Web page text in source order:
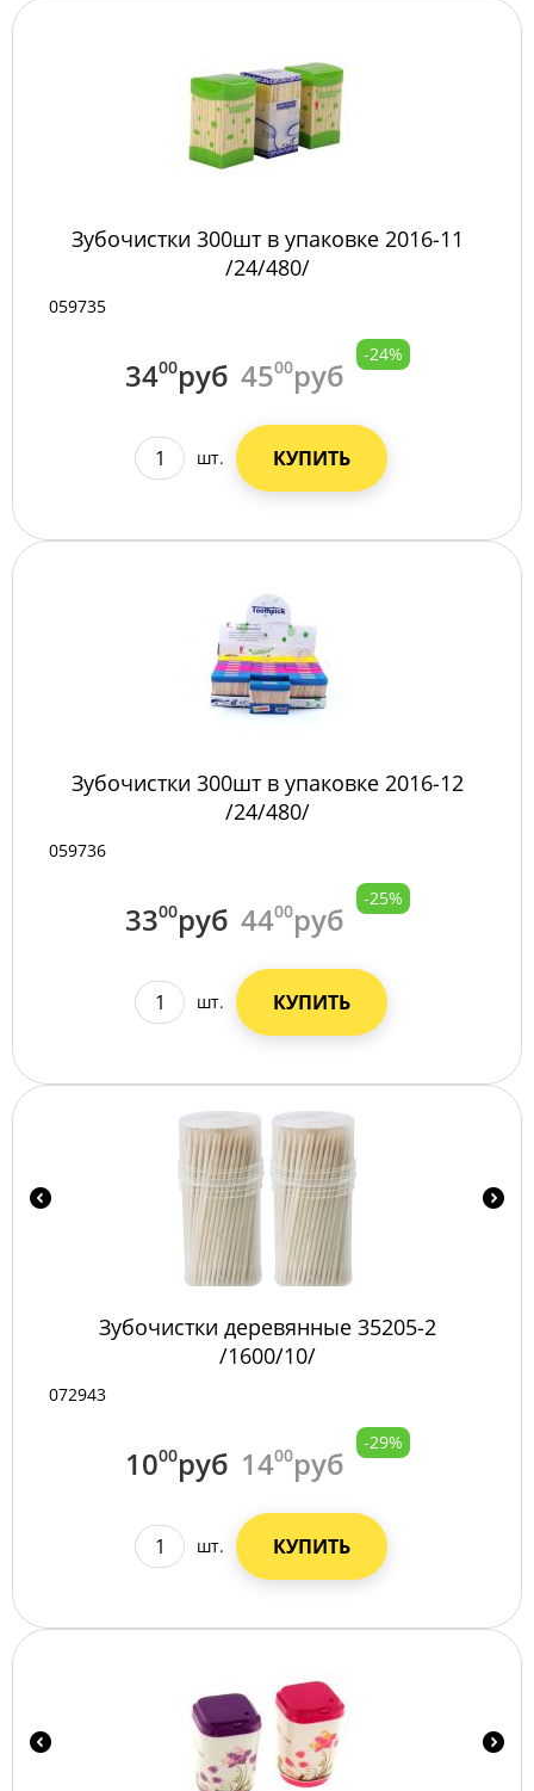
Зубочистки 300шт в упаковке 2016-11
/24/480/
059735
3400руб 4500руб
-24%
шт. КУПИТЬ
Зубочистки 300шт в упаковке 2016-12
/24/480/
059736
3300руб 4400руб
-25%
шт. КУПИТЬ
Зубочистки деревянные 35205-2
/1600/10/
072943
1000руб 1400руб
-29%
шт. КУПИТЬ